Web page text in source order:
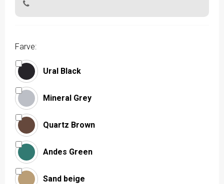
Farve:
Ural Black
Mineral Grey
Quartz Brown
Andes Green
Sand beige